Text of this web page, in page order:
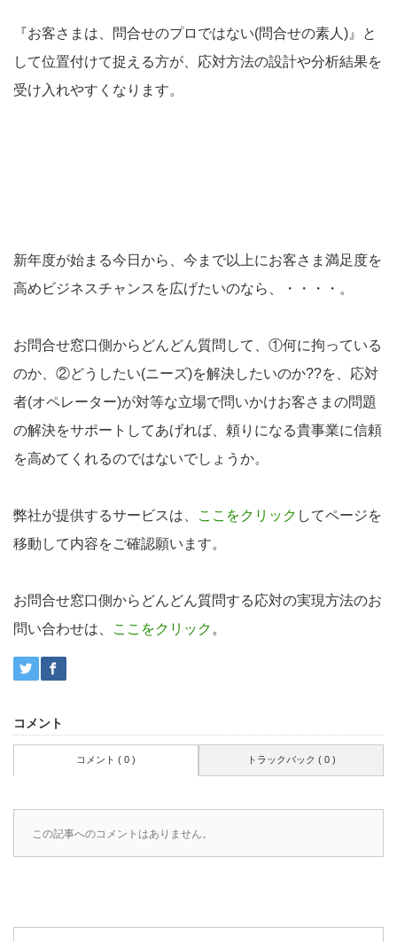
『お客さまは、問合せのプロではない(問合せの素人)』と
して位置付けて捉える方が、応対方法の設計や分析結果を
受け入れやすくなります。
新年度が始まる今日から、今まで以上にお客さま満足度を
高めビジネスチャンスを広げたいのなら、・・・・。
お問合せ窓口側からどんどん質問して、①何に拘っている
のか、②どうしたい(ニーズ)を解決したいのか??を、応対
者(オペレーター)が対等な立場で問いかけお客さまの問題
の解決をサポートしてあげれば、頼りになる貴事業に信頼
を高めてくれるのではないでしょうか。
弊社が提供するサービスは、 ここをクリック してページを
移動して内容をご確認願います。
お問合せ窓口側からどんどん質問する応対の実現方法のお
問い合わせは、
ここをクリック 。
コメント
コメント ( 0 ) トラックバック ( 0 )
この記事へのコメントはありません。